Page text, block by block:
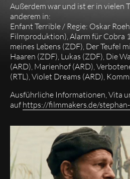
Außerdem war und ist er in vielen
anderem in:
Enfant Terrible / Regie: Oskar
Filmproduktion), Alarm für Cobra
meines Lebens (ZDF), Der Teufel
Haaren (ZDF), Lukas (ZDF), Die
(ARD), Marienhof (ARD),
(RTL), Violet Dreams (ARD),
Ausführliche Informationen, Vita
auf https://filmmakers.de/